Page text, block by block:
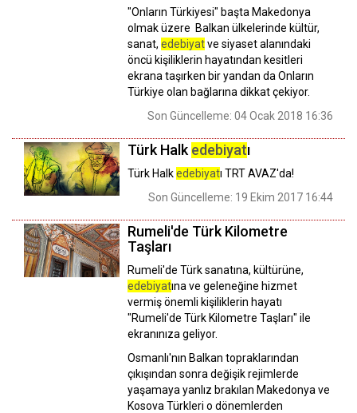
"Onların Türkiyesi" başta Makedonya
olmak üzere Balkan ülkelerinde kültür,
sanat, edebiyatve siyaset alanındaki
öncü kişiliklerin hayatından kesitleri
ekrana taşırken bir yandan da Onların
Türkiye olan bağlarına dikkat çekiyor.
Son Güncelleme: 04 Ocak 2018 16:36
Türk Halk edebiyatı
Türk Halkedebiyatı TRT AVAZ'da!
Son Güncelleme: 19 Ekim 2017 16:44
Rumeli'de Türk Kilometre
Taşları
Rumeli'de Türk sanatına, kültürüne,
edebiyatına ve geleneğine hizmet
vermiş önemli kişiliklerin hayatı
"Rumeli'de Türk Kilometre Taşları" ile
ekranınıza geliyor.
Osmanlı'nın Balkan topraklarından
çıkışından sonra değişik rejimlerde
yaşamaya yanlız brakılan Makedonya ve
Kosova Türkleri o dönemlerden